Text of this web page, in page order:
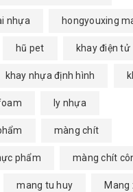
nhựa hongyouxing
hũ pet khay điện tử
khay nhựa định hình
ly nhựa
màng chít
phẩm màng chít
mang tu huy Mang